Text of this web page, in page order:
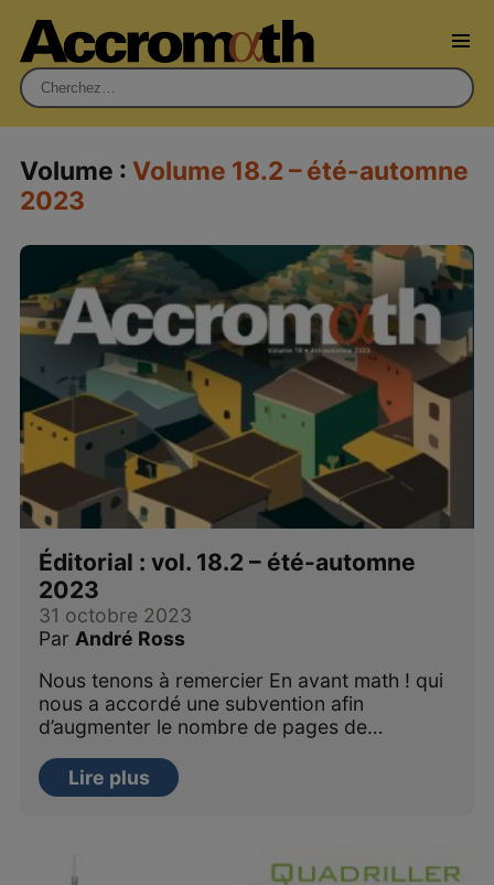
Rechercher :
Volume : Volume 18.2 – été-automne
2023
Éditorial : vol. 18.2 – été-automne
2023
31 octobre 2023
Par André Ross
Nous tenons à remercier En avant math ! qui
nous a accordé une subvention afin
d’augmenter le nombre de pages de…
Lire plus